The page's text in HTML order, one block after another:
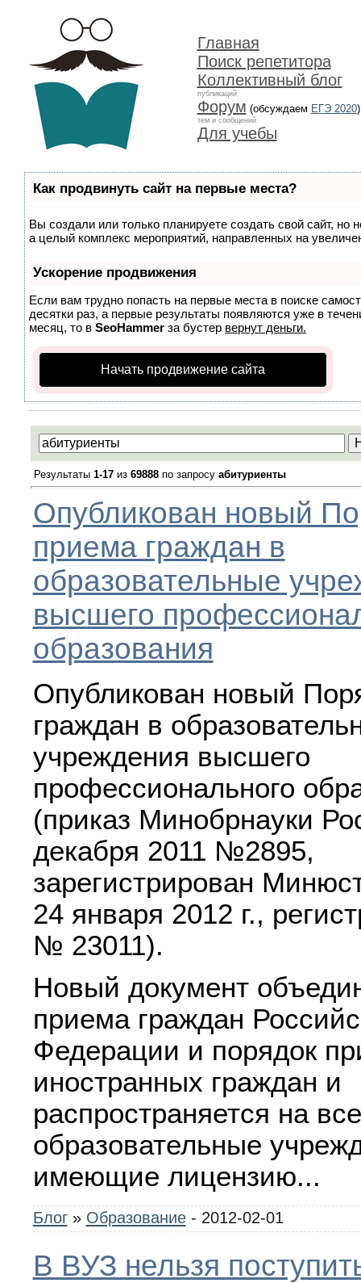
Главная
Поиск репетитора
Коллективный блог
публикаций
Форум (обсуждаем ЕГЭ 2020)
тем и сообщений
Для учебы
Как продвинуть сайт на первые места?
Вы создали или только планируете создать свой сайт, но
а целый комплекс мероприятий, направленных на
Ускорение продвижения
Если вам трудно попасть на первые места в поиске
десятки раз, а первые результаты появляются уже в
месяц, то в SeoHammer за бустер вернут деньги.
Начать продвижение сайта
Результаты 1-17из 69888по запросу абитуриенты
Опубликован новый
приема граждан в
образовательные
высшего
образования
Опубликован новый
граждан в
учреждения высшего
профессионального
(приказ Минобрнауки
декабря 2011 №2895,
зарегистрирован
24 января 2012 г.,
№ 23011).
Новый документ
приема граждан
Федерации и порядок
иностранных граждан и
распространяется на все
образовательные
имеющие лицензию...
Блог » Образование- 2012-02-01
В ВУЗ нельзя